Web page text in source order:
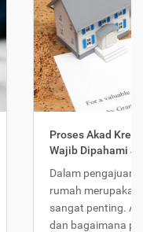
Proses Akad
Wajib Dipahami
Dalam pengajuan
rumah
sangat penting.
dan bagaimana